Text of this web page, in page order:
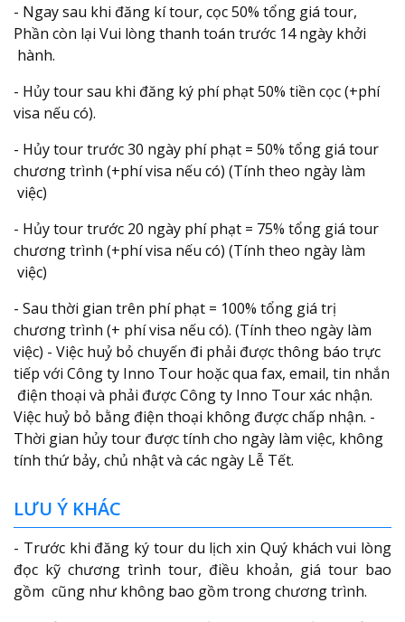
- Ngay sau khi đăng kí tour, cọc 50% tổng giá tour,
Phần còn lại Vui lòng thanh toán trước 14 ngày khởi
hành.
- Hủy tour sau khi đăng ký phí phạt 50% tiền cọc (+phí
visa nếu có).
- Hủy tour trước 30 ngày phí phạt = 50% tổng giá tour
chương trình (+phí visa nếu có) (Tính theo ngày làm
việc)
- Hủy tour trước 20 ngày phí phạt = 75% tổng giá tour
chương trình (+phí visa nếu có) (Tính theo ngày làm
việc)
- Sau thời gian trên phí phạt = 100% tổng giá trị
chương trình (+ phí visa nếu có). (Tính theo ngày làm
việc) - Việc huỷ bỏ chuyến đi phải được thông báo trực
tiếp với Công ty Inno Tour hoặc qua fax, email, tin nhắn
điện thoại và phải được Công ty Inno Tour xác nhận.
Việc huỷ bỏ bằng điện thoại không được chấp nhận. -
Thời gian hủy tour được tính cho ngày làm việc, không
tính thứ bảy, chủ nhật và các ngày Lễ Tết.
LƯU Ý KHÁC
- Trước khi đăng ký tour du lịch xin Quý khách vui lòng
đọc kỹ chương trình tour, điều khoản, giá tour bao
gồm cũng như không bao gồm trong chương trình.